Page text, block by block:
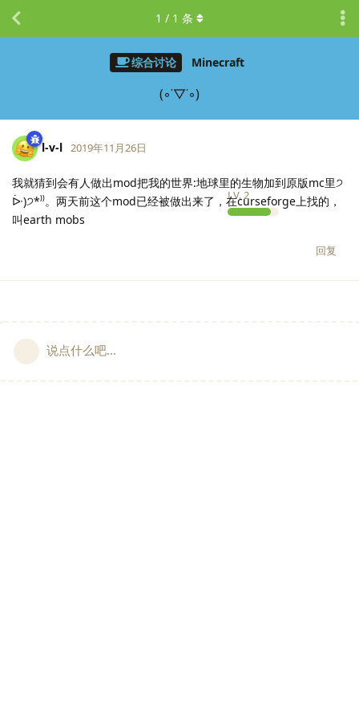
综合讨论 Minecraft
(◦˙▽˙◦)
1 / 1 条
l-v-l
LV.2
2019年11月26日
我就猜到会有人做出mod把我的世界:地球里的生物加到原版mc里੭
ᐕ)੭*⁾⁾。两天前这个mod已经被做出来了，在curseforge上找的，
叫earth mobs
回复
说点什么吧...